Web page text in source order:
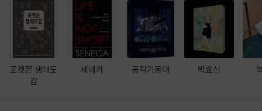
포켓몬 생태도
감
세네카 공각기동대 박효신